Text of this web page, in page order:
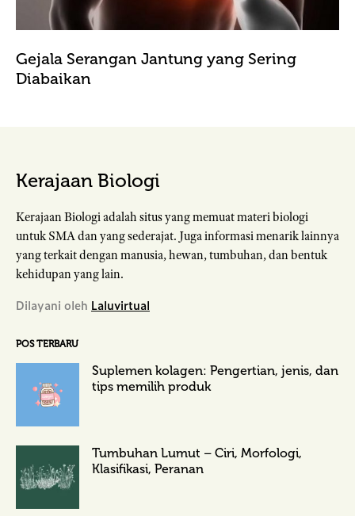
Gejala Serangan Jantung yang Sering
Diabaikan
Kerajaan Biologi
Kerajaan Biologi adalah situs yang memuat materi biologi
untuk SMA dan yang sederajat. Juga informasi menarik lainnya
yang terkait dengan manusia, hewan, tumbuhan, dan bentuk
kehidupan yang lain.
Dilayani oleh Laluvirtual
POS TERBARU
Suplemen kolagen: Pengertian, jenis, dan
tips memilih produk
Tumbuhan Lumut – Ciri, Morfologi,
Klasifikasi, Peranan